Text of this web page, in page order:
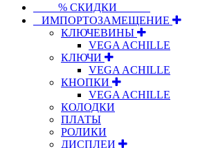
⠀⠀⠀% СКИДКИ⠀⠀⠀⠀
⠀ИМПОРТОЗАМЕЩЕНИЕ
КЛЮЧЕВИНЫ
VEGA ACHILLE
КЛЮЧИ
VEGA ACHILLE
КНОПКИ
VEGA ACHILLE
КОЛОДКИ
ПЛАТЫ
РОЛИКИ
ДИСПЛЕИ